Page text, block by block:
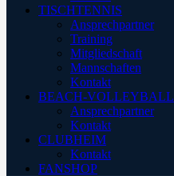
TISCHTENNIS
Ansprechpartner
Training
Mitgliedschaft
Mannschaften
Kontakt
BEACH-VOLLEYBALL
Ansprechpartner
Kontakt
CLUBHEIM
Kontakt
FANSHOP